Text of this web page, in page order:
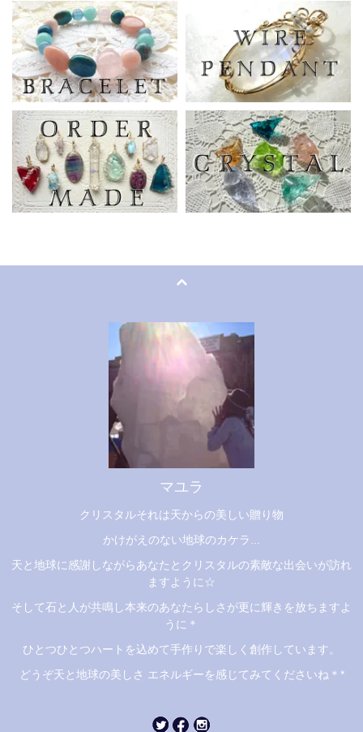
マユラ
クリスタルそれは天からの美しい贈り物
かけがえのない地球のカケラ...
天と地球に感謝しながらあなたとクリスタルの素敵な出会いが訪れ
ますように☆
そして石と人が共鳴し本来のあなたらしさが更に輝きを放ちますよ
うに＊
ひとつひとつハートを込めて手作りで楽しく創作しています。
どうぞ天と地球の美しさ エネルギーを感じてみてくださいね＊*